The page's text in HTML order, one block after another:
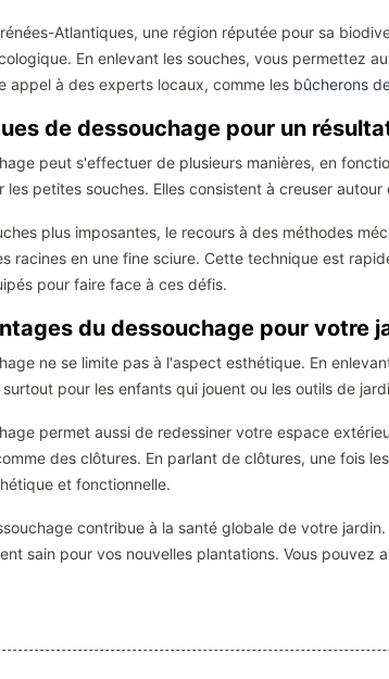
Atlantiques, une région réputée pour sa
En enlevant les souches, vous permettez
appel à des experts locaux, comme les bûcherons
de dessouchage pour un
peut s'effectuer de plusieurs manières, en
les petites souches. Elles consistent à creuser
plus imposantes, le recours à des méthodes
racines en une fine sciure. Cette technique est
pour faire face à ces défis.
du dessouchage pour votre
ne se limite pas à l'aspect esthétique. En
pour les enfants qui jouent ou les outils de
permet aussi de redessiner votre espace
des clôtures. En parlant de clôtures, une fois
et fonctionnelle.
contribue à la santé globale de votre
sain pour vos nouvelles plantations. Vous pouvez